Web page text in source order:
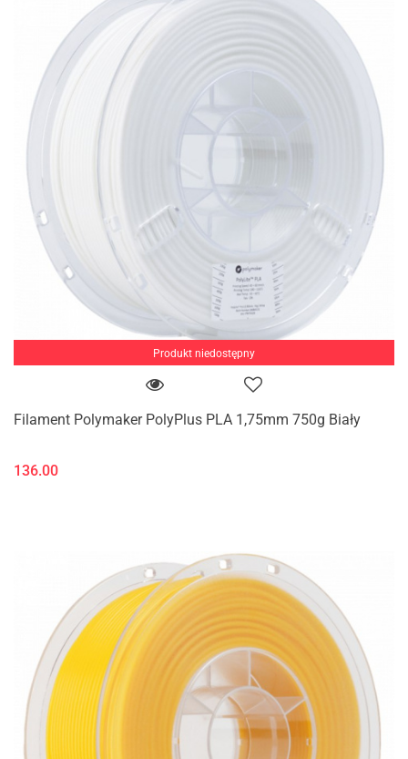
Produkt niedostępny
Filament Polymaker PolyPlus PLA 1,75mm 750g Biały
136.00